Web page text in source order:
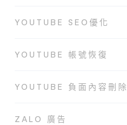
YOUTUBE SEO優化
YOUTUBE 帳號恢復
YOUTUBE 負面內容刪除
ZALO 廣告